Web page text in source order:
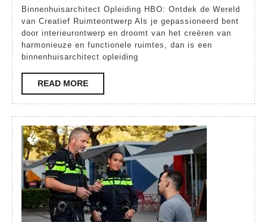
de
Binnenhuisarchitect Opleiding HBO: Ontdek de Wereld
van Creatief Ruimteontwerp Als je gepassioneerd bent
door interieurontwerp en droomt van het creëren van
harmonieuze en functionele ruimtes, dan is een
binnenhuisarchitect opleiding
READ MOREREAD
MORE